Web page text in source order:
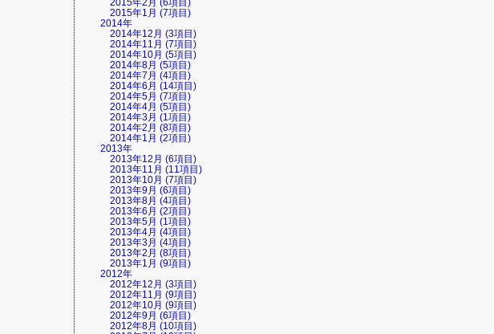
2015年2月 (6項目)
2015年1月 (7項目)
2014年
2014年12月 (3項目)
2014年11月 (7項目)
2014年10月 (5項目)
2014年8月 (5項目)
2014年7月 (4項目)
2014年6月 (14項目)
2014年5月 (7項目)
2014年4月 (5項目)
2014年3月 (1項目)
2014年2月 (8項目)
2014年1月 (2項目)
2013年
2013年12月 (6項目)
2013年11月 (11項目)
2013年10月 (7項目)
2013年9月 (6項目)
2013年8月 (4項目)
2013年6月 (2項目)
2013年5月 (1項目)
2013年4月 (4項目)
2013年3月 (4項目)
2013年2月 (8項目)
2013年1月 (9項目)
2012年
2012年12月 (3項目)
2012年11月 (9項目)
2012年10月 (9項目)
2012年9月 (6項目)
2012年8月 (10項目)